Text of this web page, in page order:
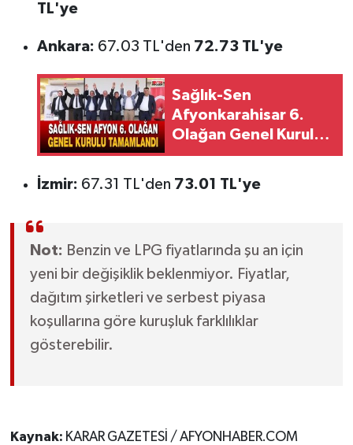
TL'ye
Ankara: 67.03 TL'den 72.73 TL'ye
Sağlık-Sen
Afyonkarahisar 6.
Olağan Genel Kurulu
Tamamlandı
İzmir: 67.31 TL'den 73.01 TL'ye
Not: Benzin ve LPG fiyatlarında şu an için
yeni bir değişiklik beklenmiyor. Fiyatlar,
dağıtım şirketleri ve serbest piyasa
koşullarına göre kuruşluk farklılıklar
gösterebilir.
Kaynak: KARAR GAZETESİ / AFYONHABER.COM